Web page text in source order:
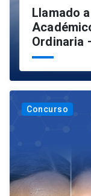
Llamado
Ordinaria
Concurso